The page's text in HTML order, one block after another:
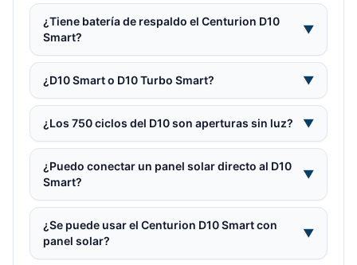
¿Tiene batería de respaldo el Centurion D10
Smart?
▼
¿D10 Smart o D10 Turbo Smart? ▼
¿Los 750 ciclos del D10 son aperturas sin luz? ▼
¿Puedo conectar un panel solar directo al D10
Smart?
▼
¿Se puede usar el Centurion D10 Smart con
panel solar?
▼